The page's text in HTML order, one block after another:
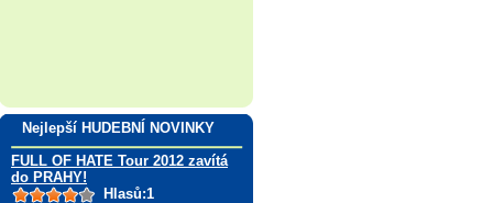
Nejlepší HUDEBNÍ NOVINKY
FULL OF HATE Tour 2012 zavítá
do PRAHY!
Hlasů:1